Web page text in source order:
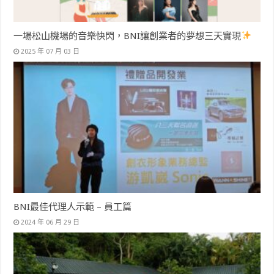
一場松山機場的音樂快閃，BNI讓創業者的夢想三天實現
2025 年 07 月 03 日
BNI最佳代理人示範 – 員工篇
2024 年 06 月 29 日